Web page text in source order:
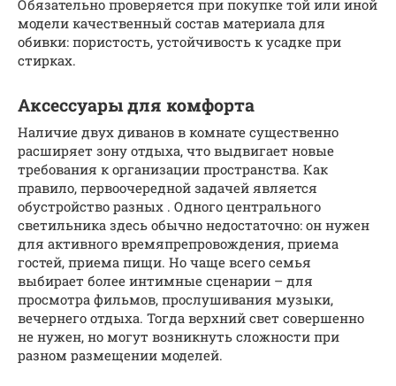
Обязательно проверяется при покупке той или иной
модели качественный состав материала для
обивки: пористость, устойчивость к усадке при
стирках.
Аксессуары для комфорта
Наличие двух диванов в комнате существенно
расширяет зону отдыха, что выдвигает новые
требования к организации пространства. Как
правило, первоочередной задачей является
обустройство разных . Одного центрального
светильника здесь обычно недостаточно: он нужен
для активного времяпрепровождения, приема
гостей, приема пищи. Но чаще всего семья
выбирает более интимные сценарии – для
просмотра фильмов, прослушивания музыки,
вечернего отдыха. Тогда верхний свет совершенно
не нужен, но могут возникнуть сложности при
разном размещении моделей.